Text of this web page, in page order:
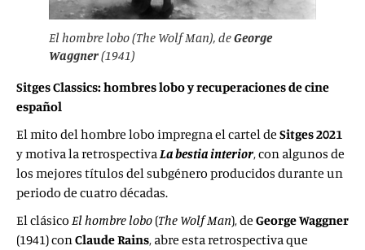
El hombre lobo(The Wolf Man), deGeorge
Waggner(1941)
Sitges Classics: hombres lobo y recuperaciones de cine
español
El mito del hombre lobo impregna el cartel de Sitges 2021
y motiva la retrospectivaLa bestia interior, con algunos de
los mejores títulos del subgénero producidos durante un
periodo de cuatro décadas.
El clásico El hombre lobo (The Wolf Man), de George Waggner
(1941) conClaude Rains, abre esta retrospectiva que